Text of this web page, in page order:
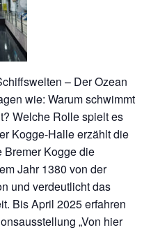
– Der Ozean
wie: Warum schwimmt
Welche Rolle spielt es
Kogge-Halle erzählt die
Bremer Kogge die
Jahr 1380 von der
und verdeutlicht das
Bis April 2025 erfahren
„Von hier